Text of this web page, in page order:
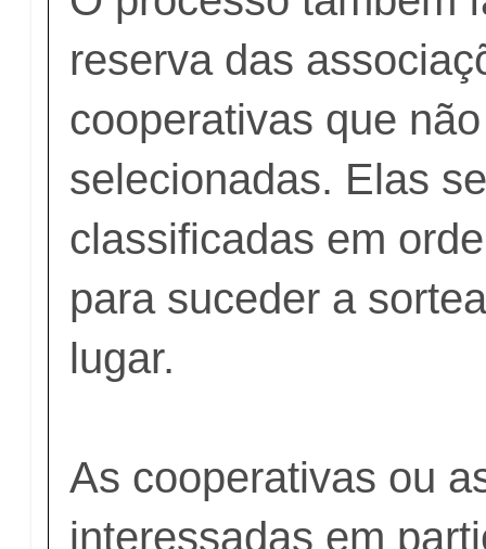
reserva das
cooperativas que
selecionadas. Elas
classificadas em
para suceder a
lugar.
As cooperativas ou
interessadas em